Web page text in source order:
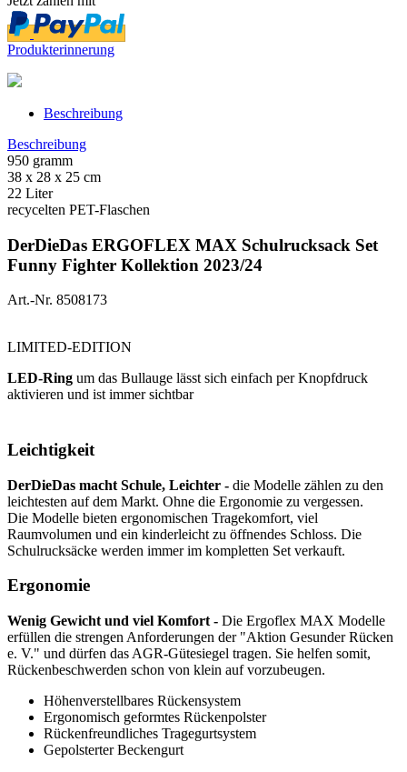
Produkterinnerung
Beschreibung
Beschreibung
950 gramm
38 x 28 x 25 cm
22 Liter
recycelten PET-Flaschen
DerDieDas ERGOFLEX MAX Schulrucksack Set
Funny Fighter Kollektion 2023/24
Art.-Nr. 8508173
LIMITED-EDITION
LED-Ring um das Bullauge lässt sich einfach per Knopfdruck
aktivieren und ist immer sichtbar
Leichtigkeit
DerDieDas macht Schule, Leichter - die Modelle zählen zu den
leichtesten auf dem Markt. Ohne die Ergonomie zu vergessen.
Die Modelle bieten ergonomischen Tragekomfort, viel
Raumvolumen und ein kinderleicht zu öffnendes Schloss. Die
Schulrucksäcke werden immer im kompletten Set verkauft.
Ergonomie
Wenig Gewicht und viel Komfort - Die Ergoflex MAX Modelle
erfüllen die strengen Anforderungen der "Aktion Gesunder Rücken
e. V." und dürfen das AGR-Gütesiegel tragen. Sie helfen somit,
Rückenbeschwerden schon von klein auf vorzubeugen.
Höhenverstellbares Rückensystem
Ergonomisch geformtes Rückenpolster
Rückenfreundliches Tragegurtsystem
Gepolsterter Beckengurt